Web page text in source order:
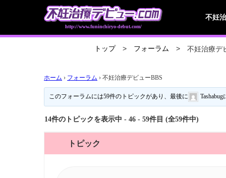
http://www.funinchiryo-debut.com/
不妊
トップ フォーラム 不妊治療デ
ホーム › フォーラム › 不妊治療デビューBBS
このフォーラムには59件のトピックがあり、最後に Tashabug
14件のトピックを表示中 - 46 - 59件目 (全59件中)
トピック